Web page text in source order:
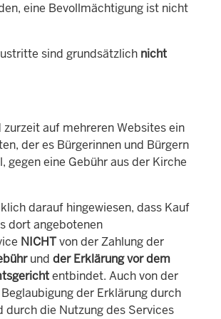
eine Bevollmächtigung ist nicht
sind grundsätzlich nicht
auf mehreren Websites ein
der es Bürgerinnen und Bürgern
gegen eine Gebühr aus der Kirche
darauf hingewiesen, dass Kauf
dort angebotenen
NICHTvon der Zahlung der
und der Erklärung vor dem
entbindet. Auch von der
der Erklärung durch
durch die Nutzung des Services